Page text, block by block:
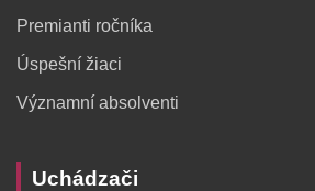
Premianti ročníka
Úspešní žiaci
Významní absolventi
Uchádzači